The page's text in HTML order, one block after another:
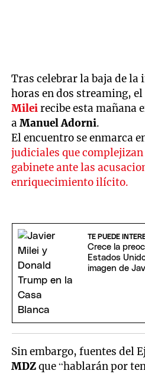
Tras celebrar la baja de
horas en dos streaming,
Mileirecibe esta mañana
aManuel Adorni.
El encuentro se enmarca
judiciales que complejizan
gabinete ante las
enriquecimiento ilícito.
TE PUEDE
Crece la
Estados
imagen de
Sin embargo, fuentes del
MDZque “hablarán por